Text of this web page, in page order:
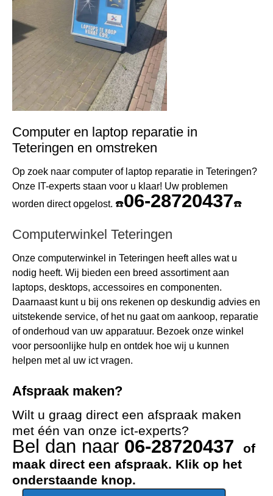
Computer en laptop reparatie in
Teteringen en omstreken
Op zoek naar computer of laptop reparatie in Teteringen?
Onze IT-experts staan voor u klaar! Uw problemen
worden direct opgelost. ☎️06-28720437☎️
Computerwinkel Teteringen
Onze computerwinkel in Teteringen heeft alles wat u
nodig heeft. Wij bieden een breed assortiment aan
laptops, desktops, accessoires en componenten.
Daarnaast kunt u bij ons rekenen op deskundig advies en
uitstekende service, of het nu gaat om aankoop, reparatie
of onderhoud van uw apparatuur. Bezoek onze winkel
voor persoonlijke hulp en ontdek hoe wij u kunnen
helpen met al uw ict vragen.
Afspraak maken?
Wilt u graag direct een afspraak maken
met één van onze ict-experts?
Bel dan naar 06-28720437
of
maak direct een afspraak. Klik op het
onderstaande knop.